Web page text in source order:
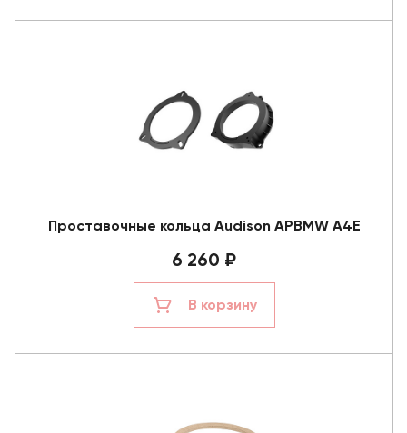
Проставочные кольца Audison APBMW A4E
6 260 ₽
В корзину